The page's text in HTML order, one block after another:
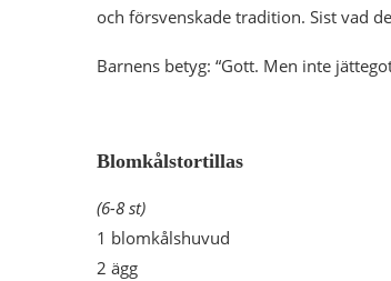
och försvenskade tradition. Sist vad
Barnens betyg: “Gott. Men inte
Blomkålstortillas
(6-8 st)
1 blomkålshuvud
2 ägg